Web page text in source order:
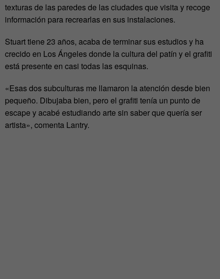
texturas de las paredes de las ciudades que visita y recoge
información para recrearlas en sus instalaciones.
Stuart tiene 23 años, acaba de terminar sus estudios y ha
crecido en Los Ángeles donde la cultura del patín y el grafiti
está presente en casi todas las esquinas.
«Esas dos subculturas me llamaron la atención desde bien
pequeño. Dibujaba bien, pero el grafiti tenía un punto de
escape y acabé estudiando arte sin saber que quería ser
artista», comenta Lantry.